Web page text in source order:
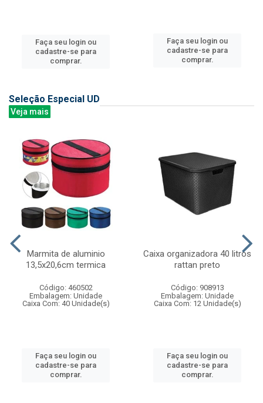
Faça seu login ou
cadastre-se para
comprar.
Faça seu login ou
cadastre-se para
comprar.
Seleção Especial UD
Veja mais
Marmita de aluminio
13,5x20,6cm termica
Código: 460502
Embalagem: Unidade
Caixa Com: 40 Unidade(s)
Faça seu login ou
cadastre-se para
comprar.
Caixa organizadora 40 litros
rattan preto
Código: 908913
Embalagem: Unidade
Caixa Com: 12 Unidade(s)
Faça seu login ou
cadastre-se para
comprar.